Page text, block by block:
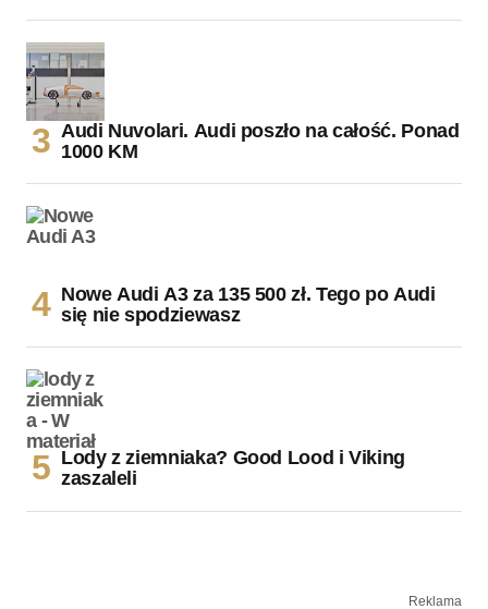
Audi Nuvolari. Audi poszło na całość. Ponad
1000 KM
Nowe Audi A3 za 135 500 zł. Tego po Audi
się nie spodziewasz
Lody z ziemniaka? Good Lood i Viking
zaszaleli
Reklama